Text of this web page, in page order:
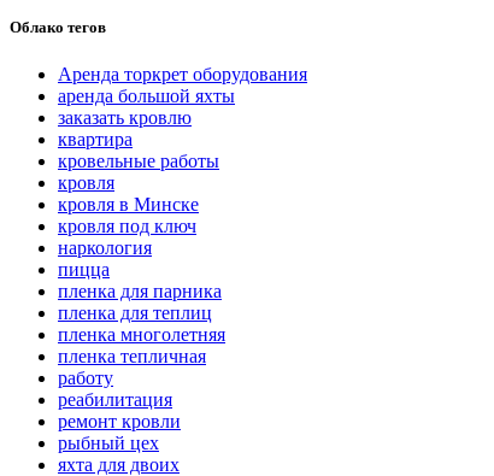
Облако тегов
Аренда торкрет оборудования
аренда большой яхты
заказать кровлю
квартира
кровельные работы
кровля
кровля в Минске
кровля под ключ
наркология
пицца
пленка для парника
пленка для теплиц
пленка многолетняя
пленка тепличная
работу
реабилитация
ремонт кровли
рыбный цех
яхта для двоих